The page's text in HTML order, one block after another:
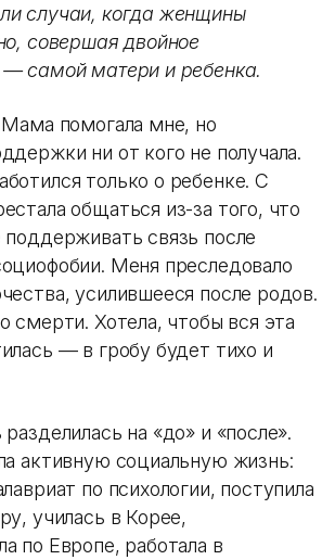
случаи, когда женщины
совершая двойное
самой матери и ребенка.
помогала мне, но
ни от кого не получала.
только о ребенке. С
общаться из-за того, что
связь после
Меня преследовало
усилившееся после родов.
смерти. Хотела, чтобы вся эта
— в гробу будет тихо и
на «до» и «после».
активную социальную жизнь:
по психологии, поступила
училась в Корее,
по Европе, работала в